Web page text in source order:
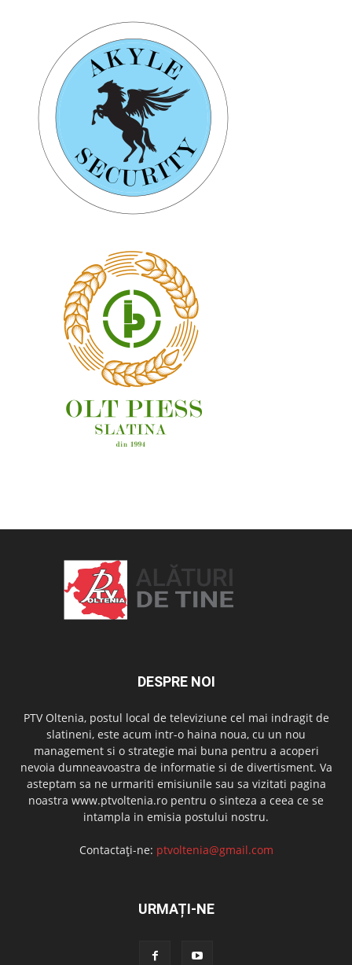
DESPRE NOI
PTV Oltenia, postul local de televiziune cel mai indragit de
slatineni, este acum intr-o haina noua, cu un nou
management si o strategie mai buna pentru a acoperi
nevoia dumneavoastra de informatie si de divertisment. Va
asteptam sa ne urmariti emisiunile sau sa vizitati pagina
noastra www.ptvoltenia.ro pentru o sinteza a ceea ce se
intampla in emisia postului nostru.
Contactați-ne: ptvoltenia@gmail.com
URMAȚI-NE